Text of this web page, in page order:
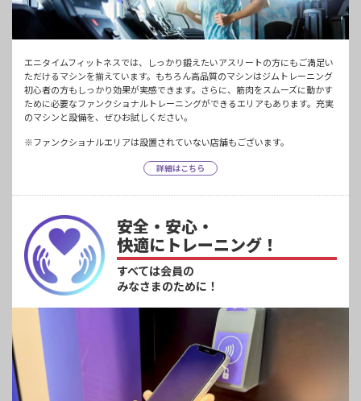
エニタイムフィットネスでは、しっかり鍛えたいアスリートの方にもご満足い
ただけるマシンを揃えています。もちろん高品質のマシンはジムトレーニング
初心者の方もしっかり効果が実感できます。さらに、筋肉をスムーズに動かす
ために必要なファンクショナルトレーニングができるエリアもあります。充実
のマシンと設備を、ぜひお試しください。
※ファンクショナルエリアは設置されていない店舗もございます。
詳細はこちら
安全・安心・
快適にトレーニング！
すべては会員の
みなさまのために！